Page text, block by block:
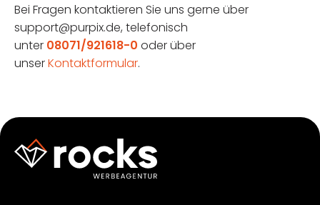
Bei Fragen kontaktieren Sie uns gerne über
support@purpix.de, telefonisch
unter 08071/921618-0 oder über
unserKontaktformular.